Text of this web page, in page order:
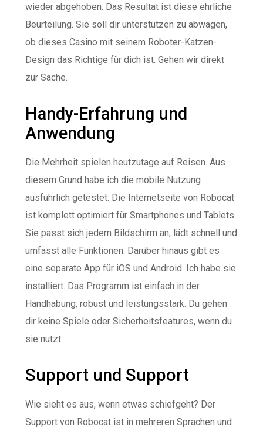
wieder abgehoben. Das Resultat ist diese ehrliche
Beurteilung. Sie soll dir unterstützen zu abwägen,
ob dieses Casino mit seinem Roboter-Katzen-
Design das Richtige für dich ist. Gehen wir direkt
zur Sache.
Handy-Erfahrung und
Anwendung
Die Mehrheit spielen heutzutage auf Reisen. Aus
diesem Grund habe ich die mobile Nutzung
ausführlich getestet. Die Internetseite von Robocat
ist komplett optimiert für Smartphones und Tablets.
Sie passt sich jedem Bildschirm an, lädt schnell und
umfasst alle Funktionen. Darüber hinaus gibt es
eine separate App für iOS und Android. Ich habe sie
installiert. Das Programm ist einfach in der
Handhabung, robust und leistungsstark. Du gehen
dir keine Spiele oder Sicherheitsfeatures, wenn du
sie nutzt.
Support und Support
Wie sieht es aus, wenn etwas schiefgeht? Der
Support von Robocat ist in mehreren Sprachen und